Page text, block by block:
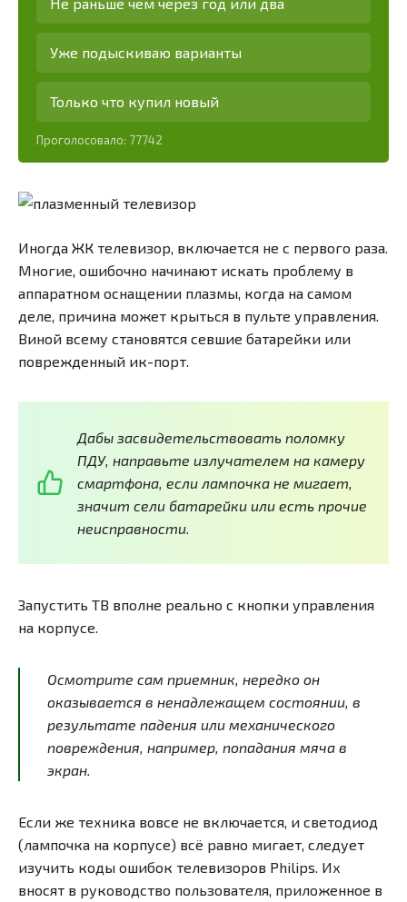
Уже подыскиваю варианты
Только что купил новый
Проголосовало: 77742
Иногда ЖК телевизор, включается не с первого раза.
Многие, ошибочно начинают искать проблему в
аппаратном оснащении плазмы, когда на самом
деле, причина может крыться в пульте управления.
Виной всему становятся севшие батарейки или
поврежденный ик-порт.
Дабы засвидетельствовать поломку
ПДУ, направьте излучателем на камеру
смартфона, если лампочка не мигает,
значит сели батарейки или есть прочие
неисправности.
Запустить ТВ вполне реально с кнопки управления
на корпусе.
Осмотрите сам приемник, нередко он
оказывается в ненадлежащем состоянии, в
результате падения или механического
повреждения, например, попадания мяча в
экран.
Если же техника вовсе не включается, и светодиод
(лампочка на корпусе) всё равно мигает, следует
изучить коды ошибок телевизоров Philips. Их
вносят в руководство пользователя, приложенное в